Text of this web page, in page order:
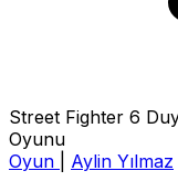
Street Fighter 6
Oyunu
Oyun
Aylin Yılmaz